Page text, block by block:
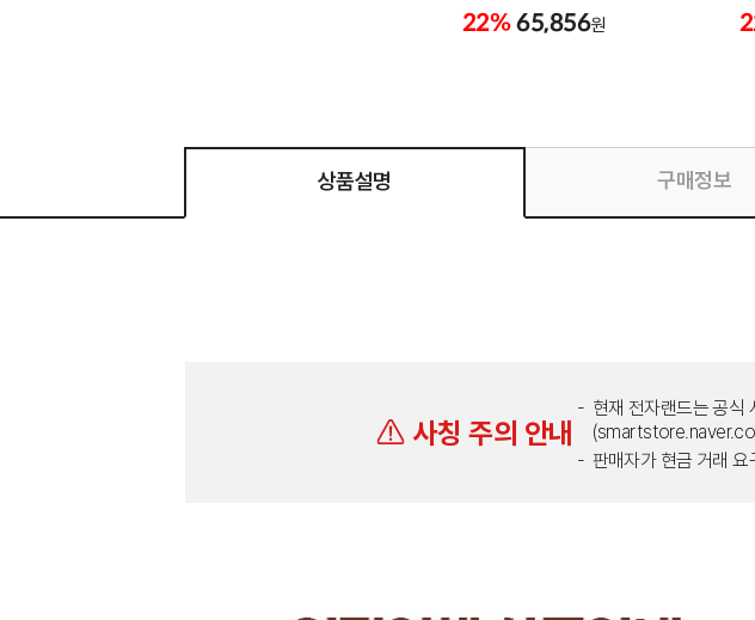
22% 65,856원
상품설명 구매정보
사칭 주의 안내
현재 전자랜드는 공
판매자가 현금 거래